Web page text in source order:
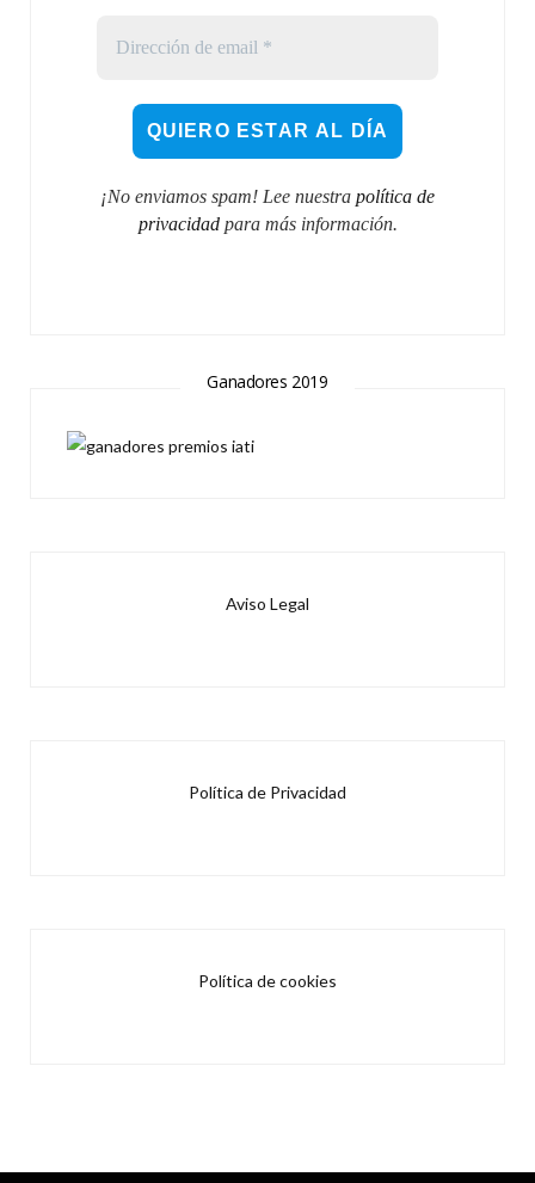
¡No enviamos spam! Lee nuestra política de
privacidadpara más información.
Ganadores 2019
Aviso Legal
Política de Privacidad
Política de cookies